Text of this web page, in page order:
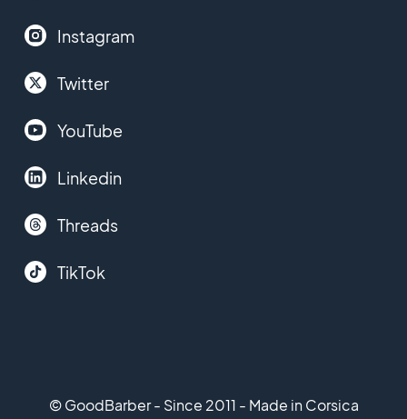
Instagram
Twitter
YouTube
Linkedin
Threads
TikTok
© GoodBarber - Since 2011 - Made in Corsica